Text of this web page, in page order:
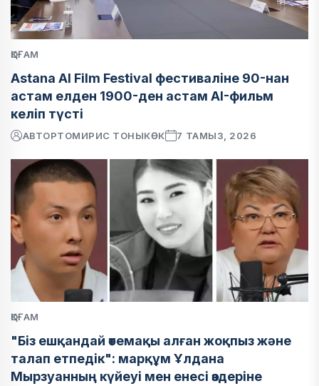
ҚОҒАМ
Astana AI Film Festival фестиваліне 90-нан
астам елден 1900-ден астам AI-фильм
келіп түсті
АВТОРТОМИРИС ТОНЫКӨК 7 ТАМЫЗ, 2026
ҚОҒАМ
"Біз ешқандай өтемақы алған жоқпыз және
талап етпедік": марқұм Ұлдана
Мырзуанның күйеуі мен енесі өздеріне